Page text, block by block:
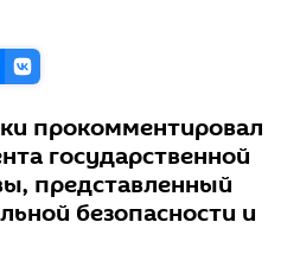
прокомментировал
государственной
представленный
безопасности и